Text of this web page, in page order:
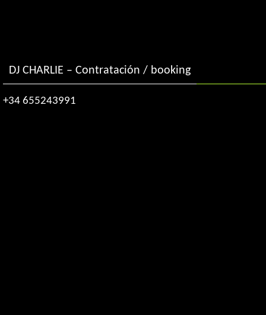
DJ CHARLIE – Contratación / booking
+34 655243991